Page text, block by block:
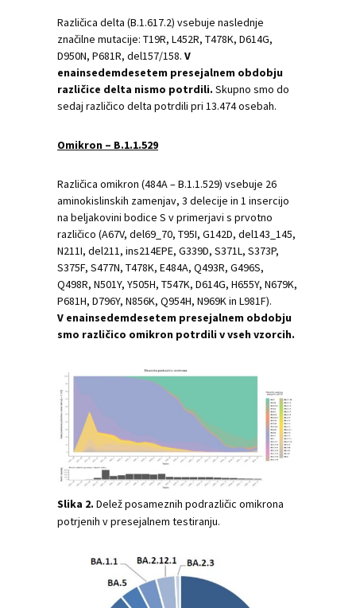
Različica delta (B.1.617.2) vsebuje naslednje
značilne mutacije: T19R, L452R, T478K, D614G,
D950N, P681R, del157/158. V
enainsedemdesetem presejalnem obdobju
različice delta nismo potrdili. Skupno smo do
sedaj različico delta potrdili pri 13.474 osebah.
Omikron – B.1.1.529
Različica omikron (484A – B.1.1.529) vsebuje 26
aminokislinskih zamenjav, 3 delecije in 1 insercijo
na beljakovini bodice S v primerjavi s prvotno
različico (A67V, del69_70, T95I, G142D, del143_145,
N211I, del211, ins214EPE, G339D, S371L, S373P,
S375F, S477N, T478K, E484A, Q493R, G496S,
Q498R, N501Y, Y505H, T547K, D614G, H655Y, N679K,
P681H, D796Y, N856K, Q954H, N969K in L981F).
V enainsedemdesetem presejalnem obdobju
smo različico omikron potrdili v vseh vzorcih.
Slika 2. Delež posameznih podrazličic omikrona
potrjenih v presejalnem testiranju.